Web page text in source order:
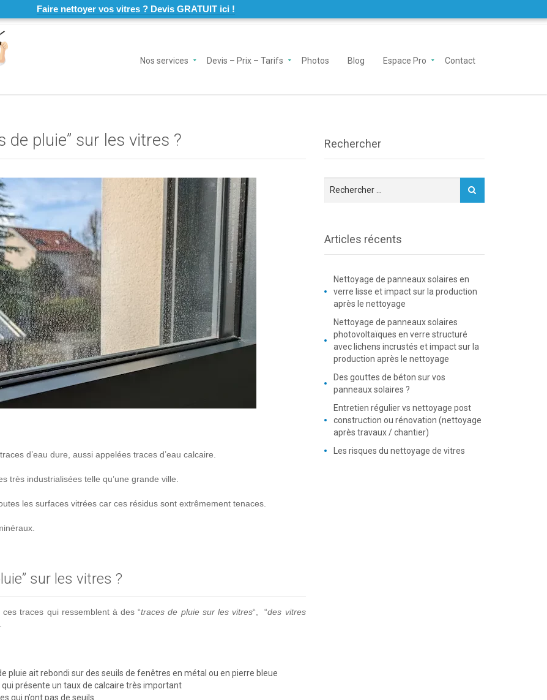
Faire nettoyer vos vitres ? Devis GRATUIT ici !
Nos services Devis – Prix – Tarifs Photos Blog Espace Pro Contact
pluie” sur les vitres ?
d’eau dure, aussi appelées traces d’eau calcaire.
très industrialisées telle qu’une grande ville.
les surfaces vitrées car ces résidus sont extrêmement tenaces.
sur les vitres ?
traces qui ressemblent à des “traces de pluie sur les vitres“, “des vitres
pluie ait rebondi sur des seuils de fenêtres en métal ou en pierre bleue
présente un taux de calcaire très important
qui n’ont pas de seuils
Rechercher
Articles récents
Nettoyage de panneaux solaires en
verre lisse et impact sur la production
après le nettoyage
Nettoyage de panneaux solaires
photovoltaïques en verre structuré
avec lichens incrustés et impact sur la
production après le nettoyage
Des gouttes de béton sur vos
panneaux solaires ?
Entretien régulier vs nettoyage post
construction ou rénovation (nettoyage
après travaux / chantier)
Les risques du nettoyage de vitres